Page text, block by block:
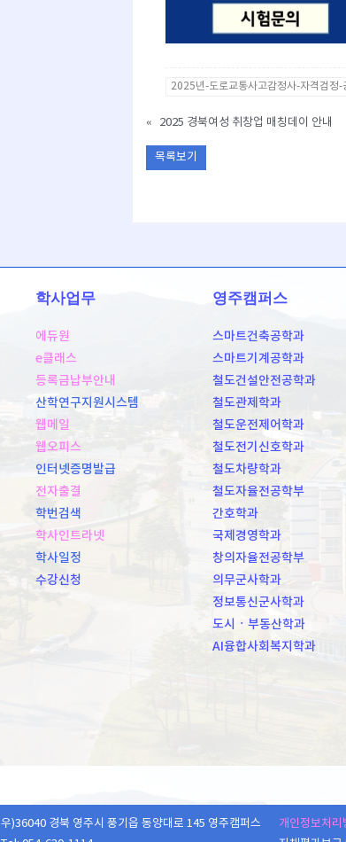
2025년-도로교통사고감정사-자격검정
« 2025 경북여성 취창업 매칭데이 안내
목록보기
학사업무
에듀원
e클래스
등록금납부안내
산학연구지원시스템
웹메일
웹오피스
인터넷증명발급
전자출결
학번검색
학사인트라넷
학사일정
수강신청
영주캠퍼스
스마트건축공학과
스마트기계공학과
철도건설안전공학과
철도관제학과
철도운전제어학과
철도전기신호학과
철도차량학과
철도자율전공학부
간호학과
국제경영학과
창의자율전공학부
의무군사학과
정보통신군사학과
도시ㆍ부동산학과
AI융합사회복지학과
우)36040 경북 영주시 풍기읍 동양대로 145 영주캠퍼스
개인정보처리